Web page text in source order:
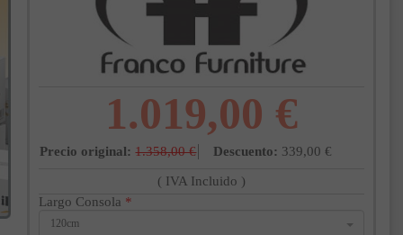
1.019,00 €
Precio original: 1.358,00 € Descuento: 339,00 €
( IVA Incluido )
Largo Consola *
120cm